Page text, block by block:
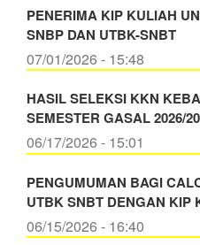
PENERIMA KIP KULIAH
SNBP DAN UTBK-SNBT
07/01/2026 - 15:48
HASIL SELEKSI KKN
SEMESTER GASAL 2026/
06/17/2026 - 15:01
PENGUMUMAN BAGI
UTBK SNBT DENGAN KIP
06/15/2026 - 16:40